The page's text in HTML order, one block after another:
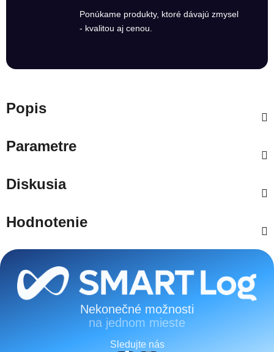
Ponúkame produkty, ktoré dávajú zmysel
- kvalitou aj cenou.
Popis
Parametre
Diskusia
Hodnotenie
Zápätie
Nekonečné možnosti
na jednom mieste
Sledujte nás